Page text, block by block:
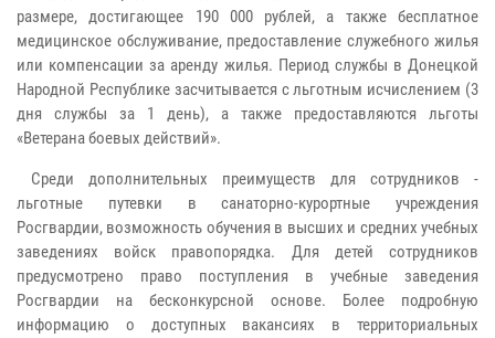
размере, достигающее 190 000 рублей, а также бесплатное
медицинское обслуживание, предоставление служебного жилья
или компенсации за аренду жилья. Период службы в Донецкой
Народной Республике засчитывается с льготным исчислением (3
дня службы за 1 день), а также предоставляются льготы
«Ветерана боевых действий».
Среди дополнительных преимуществ для сотрудников -
льготные путевки в санаторно-курортные учреждения
Росгвардии, возможность обучения в высших и средних учебных
заведениях войск правопорядка. Для детей сотрудников
предусмотрено право поступления в учебные заведения
Росгвардии на бесконкурсной основе. Более подробную
информацию о доступных вакансиях в территориальных